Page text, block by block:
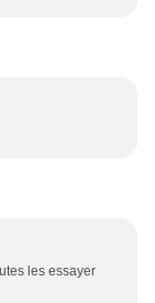
les essayer